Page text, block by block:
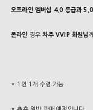
오프라인 멤버십 4.0 등급과 5.0
온라인 경우차주 VVIP 회원님
* 1인 1개 수령 가능